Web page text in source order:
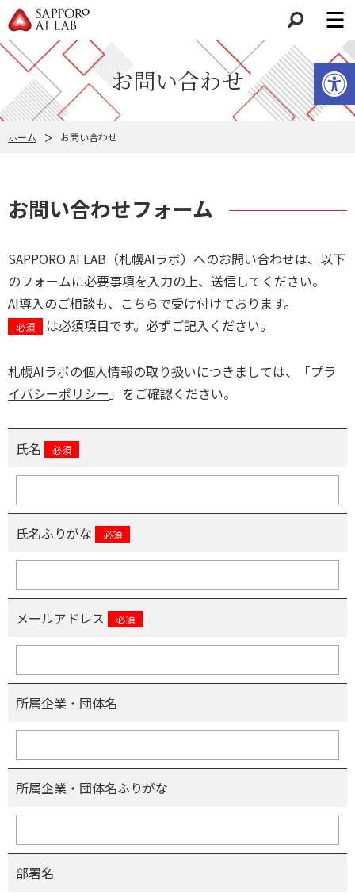
ツールバーを開く
検索
お問い合わせ
ホーム お問い合わせ
お問い合わせフォーム
SAPPORO AI LAB（札幌AIラボ）へのお問い合わせは、以下
のフォームに必要事項を入力の上、送信してください。
AI導入のご相談も、こちらで受け付けております。
必須 は必須項目です。必ずご記入ください。
札幌AIラボの個人情報の取り扱いにつきましては、「プラ
イバシーポリシー 」をご確認ください。
氏名 必須
氏名ふりがな 必須
メールアドレス 必須
所属企業・団体名
所属企業・団体名ふりがな
部署名